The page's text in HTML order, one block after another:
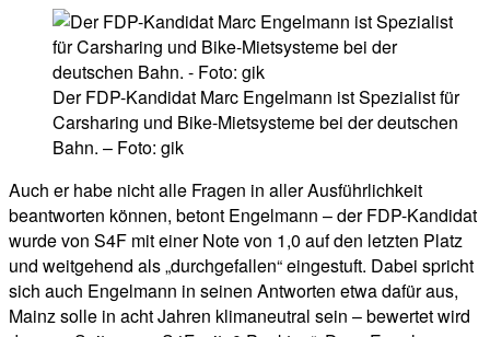
Der FDP-Kandidat Marc Engelmann ist Spezialist für
Carsharing und Bike-Mietsysteme bei der deutschen
Bahn. – Foto: gik
Auch er habe nicht alle Fragen in aller Ausführlichkeit
beantworten können, betont Engelmann – der FDP-Kandidat
wurde von S4F mit einer Note von 1,0 auf den letzten Platz
und weitgehend als „durchgefallen“ eingestuft. Dabei spricht
sich auch Engelmann in seinen Antworten etwa dafür aus,
Mainz solle in acht Jahren klimaneutral sein – bewertet wird